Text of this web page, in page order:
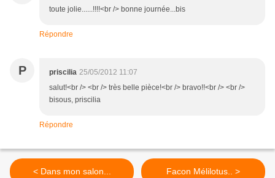
toute jolie......!!!!<br /> bonne journée...bis
Répondre
P priscilia 25/05/2012 11:07
salut!<br /> <br /> très belle pièce!<br /> bravo!!<br /> <br />
bisous, priscilia
Répondre
< Dans mon salon... Facon Mélilotus.. >